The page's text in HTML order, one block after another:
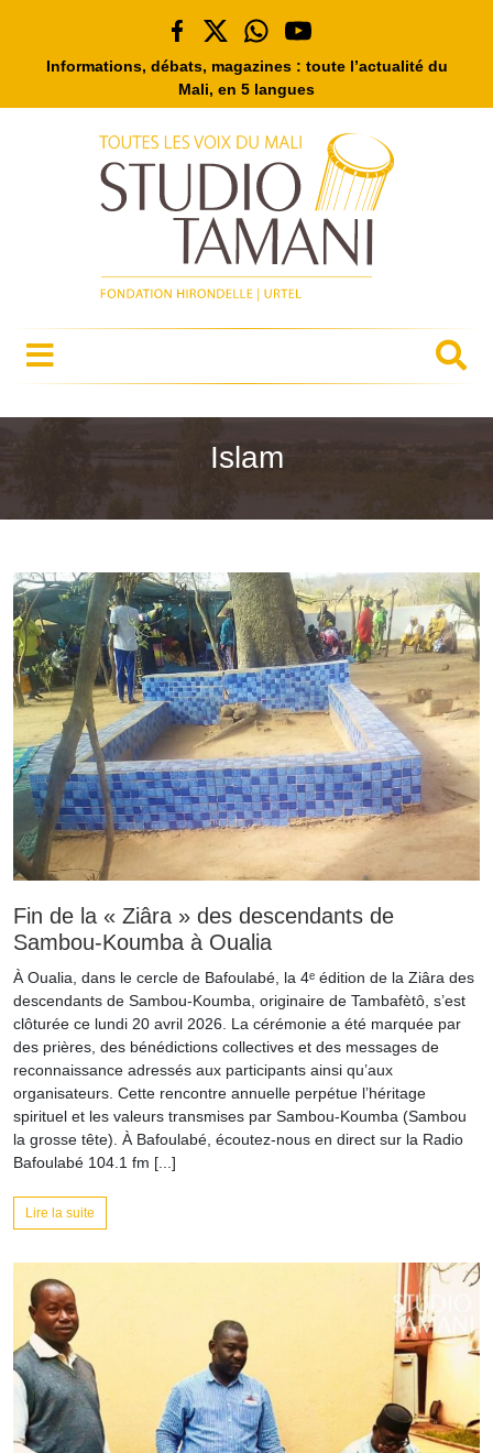
Informations, débats, magazines : toute l’actualité du
Mali, en 5 langues
Islam
Fin de la « Ziâra » des descendants de
Sambou-Koumba à Oualia
À Oualia, dans le cercle de Bafoulabé, la 4ᵉ édition de la Ziâra des
descendants de Sambou-Koumba, originaire de Tambafètô, s’est
clôturée ce lundi 20 avril 2026. La cérémonie a été marquée par
des prières, des bénédictions collectives et des messages de
reconnaissance adressés aux participants ainsi qu’aux
organisateurs. Cette rencontre annuelle perpétue l’héritage
spirituel et les valeurs transmises par Sambou-Koumba (Sambou
la grosse tête). À Bafoulabé, écoutez-nous en direct sur la Radio
Bafoulabé 104.1 fm [...]
Lire la suite